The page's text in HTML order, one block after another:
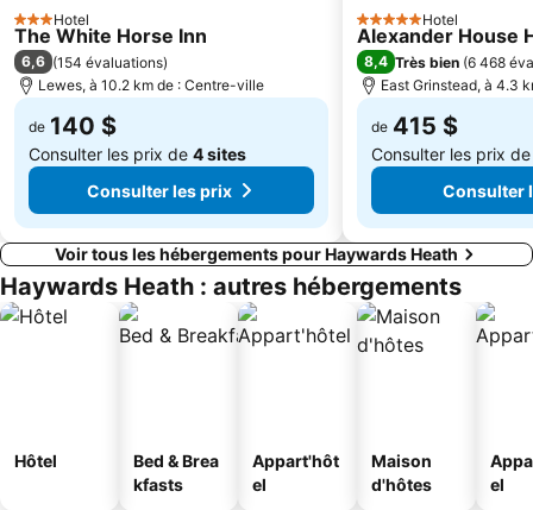
Battle of Hastings Abbey and Battlefield
Chichester Harbour
Wakehurst Royal Botanic Gardens
Bramber Castle
Elm Grove
Clock Tower
Centre Commercial de Churchill Square
Le Pavillon Royal
3 Étoiles
Hotel
The White Horse Inn
6,6 (154 évaluations)
Lewes, à 10.2 km de : Centre-ville
de 140 $
Consulter les prix de 4 sites
Consulter les prix
5 Étoiles Hotel
Alexander House
8,4 Très bien (6 468
East Grinstead, à 4.3
de 415 $
Consulter les prix
Consulter
Voir tous les hébergements pour Haywards Heath
Haywards Heath : autres hébergements
Hôtel
Bed & Brea
kfasts
Appart'hôt
el
Maison
d'hôtes
el